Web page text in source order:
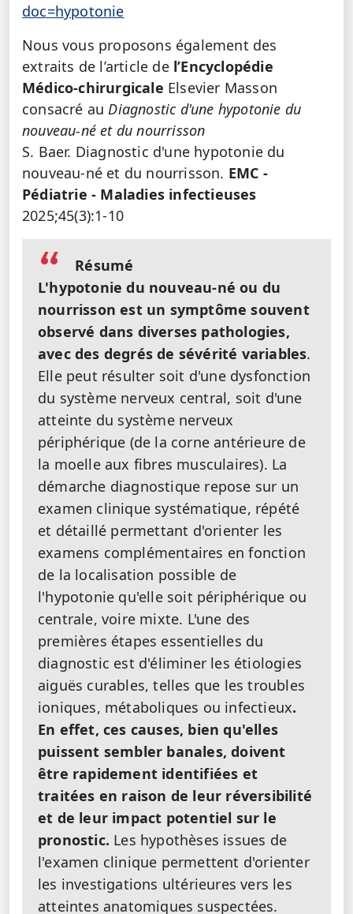
doc=hypotonie
Nous vous proposons également des
extraits de l’article de l’Encyclopédie
Médico-chirurgicale Elsevier Masson
consacré au Diagnostic d'une hypotonie du
nouveau-né et du nourrisson
S. Baer. Diagnostic d'une hypotonie du
nouveau-né et du nourrisson. EMC -
Pédiatrie - Maladies infectieuses
2025;45(3):1-10
Résumé
L'hypotonie du nouveau-né ou du
nourrisson est un symptôme souvent
observé dans diverses pathologies,
avec des degrés de sévérité variables.
Elle peut résulter soit d'une dysfonction
du système nerveux central, soit d'une
atteinte du système nerveux
périphérique (de la corne antérieure de
la moelle aux fibres musculaires). La
démarche diagnostique repose sur un
examen clinique systématique, répété
et détaillé permettant d'orienter les
examens complémentaires en fonction
de la localisation possible de
l'hypotonie qu'elle soit périphérique ou
centrale, voire mixte. L'une des
premières étapes essentielles du
diagnostic est d'éliminer les étiologies
aiguës curables, telles que les troubles
ioniques, métaboliques ou infectieux.
En effet, ces causes, bien qu'elles
puissent sembler banales, doivent
être rapidement identifiées et
traitées en raison de leur réversibilité
et de leur impact potentiel sur le
pronostic. Les hypothèses issues de
l'examen clinique permettent d'orienter
les investigations ultérieures vers les
atteintes anatomiques suspectées.